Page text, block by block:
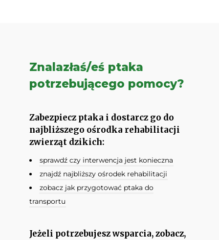
Znalazłaś/eś ptaka
potrzebującego pomocy?
Zabezpiecz ptaka i dostarcz go do
najbliższego ośrodka rehabilitacji
zwierząt dzikich:
sprawdź czy interwencja jest konieczna
znajdź najbliższy ośrodek rehabilitacji
zobacz jak przygotować ptaka do
transportu
Jeżeli potrzebujesz wsparcia, zobacz,